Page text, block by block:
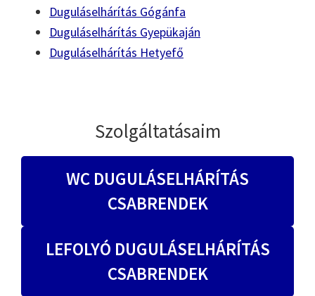
Duguláselhárítás Gógánfa
Duguláselhárítás Gyepükaján
Duguláselhárítás Hetyefő
Szolgáltatásaim
WC DUGULÁSELHÁRÍTÁS
CSABRENDEK
LEFOLYÓ DUGULÁSELHÁRÍTÁS
CSABRENDEK